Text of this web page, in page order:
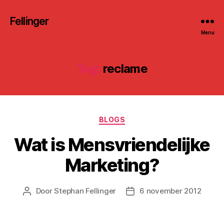
Fellinger
Menu
Tag: reclame
Categorieën
BLOGS
Wat is Mensvriendelijke
Marketing?
Berichtauteur
DoorStephan Fellinger Berichtdatum
6 november 2012